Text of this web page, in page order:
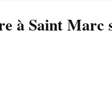
à Saint Marc